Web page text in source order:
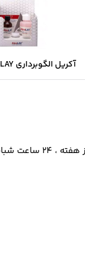
betadent
پاسخگوی شما هستیم.